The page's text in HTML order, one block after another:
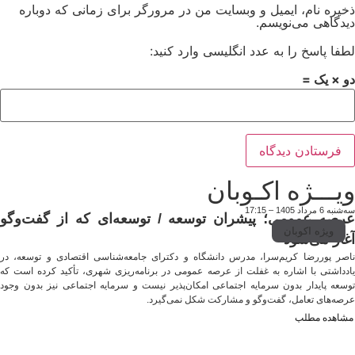
ذخیره نام، ایمیل و وبسایت من در مرورگر برای زمانی که دوباره
دیدگاهی می‌نویسم.
لطفا پاسخ را به عدد انگلیسی وارد کنید:
دو × یک =
ویـــژه اکـوبان
ویژه اکوبان
سه‌شنبه 6 مرداد 1405 – 17:15
عرصه عمومی؛ پیشران توسعه / توسعه‌ای که از گفت‌وگو
آغاز می‌شود
ناصر پوررضا کریم‌سرا، مدرس دانشگاه و دکترای جامعه‌شناسی اقتصادی و توسعه، در
یادداشتی با اشاره به غفلت از عرصه عمومی در برنامه‌ریزی شهری، تأکید کرده است که
توسعه پایدار بدون سرمایه اجتماعی امکان‌پذیر نیست و سرمایه اجتماعی نیز بدون وجود
عرصه‌های تعامل، گفت‌وگو و مشارکت شکل نمی‌گیرد.
مشاهده مطلب